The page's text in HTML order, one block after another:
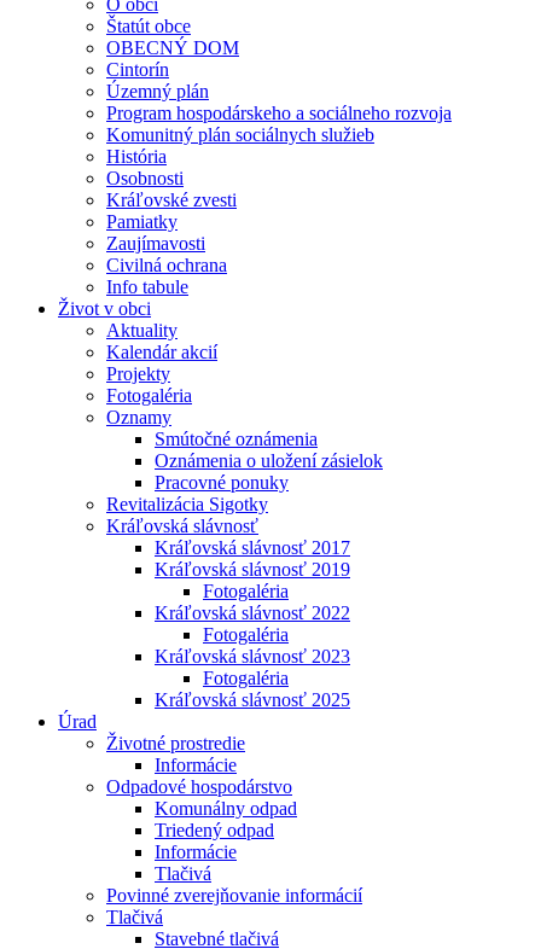
O obci
Štatút obce
OBECNÝ DOM
Cintorín
Územný plán
Program hospodárskeho a sociálneho rozvoja
Komunitný plán sociálnych služieb
História
Osobnosti
Kráľovské zvesti
Pamiatky
Zaujímavosti
Civilná ochrana
Info tabule
Život v obci
Aktuality
Kalendár akcií
Projekty
Fotogaléria
Oznamy
Smútočné oznámenia
Oznámenia o uložení zásielok
Pracovné ponuky
Revitalizácia Sigotky
Kráľovská slávnosť
Kráľovská slávnosť 2017
Kráľovská slávnosť 2019
Fotogaléria
Kráľovská slávnosť 2022
Fotogaléria
Kráľovská slávnosť 2023
Fotogaléria
Kráľovská slávnosť 2025
Úrad
Životné prostredie
Informácie
Odpadové hospodárstvo
Komunálny odpad
Triedený odpad
Informácie
Tlačivá
Povinné zverejňovanie informácií
Tlačivá
Stavebné tlačivá